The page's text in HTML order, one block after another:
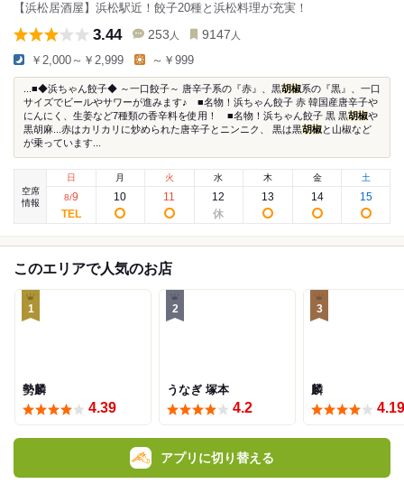
【浜松居酒屋】浜松駅近！餃子20種と浜松料理が充実！
3.44 253 人 9147 人
￥2,000～￥2,999 ～￥999
...■◆浜ちゃん餃子◆ ～一口餃子～ 唐辛子系の『赤』、黒胡椒系の『黒』、一口
サイズでビールやサワーが進みます♪ ■名物！浜ちゃん餃子 赤 韓国産唐辛子や
にんにく、生姜など7種類の香辛料を使用！ ■名物！浜ちゃん餃子 黒 黒胡椒や
黒胡麻...赤はカリカリに炒められた唐辛子とニンニク、 黒は黒胡椒と山椒など
が乗っています...
空席
情報
日
8/9
月
10
火
11
水
12
木
13
金
14
土
15
このエリアで人気のお店
1
勢麟
4.39
2
うなぎ 塚本
4.2
3
麟
4.19
アプリに切り替える